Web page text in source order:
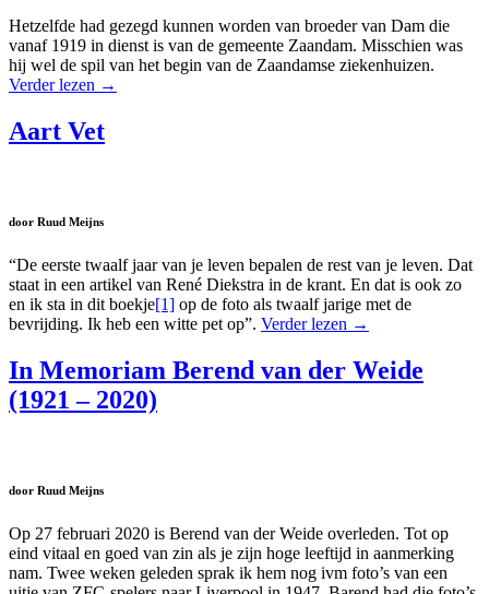
Hetzelfde had gezegd kunnen worden van broeder van Dam die
vanaf 1919 in dienst is van de gemeente Zaandam. Misschien was
hij wel de spil van het begin van de Zaandamse ziekenhuizen.
Verder lezen →
Aart Vet
door Ruud Meijns
“De eerste twaalf jaar van je leven bepalen de rest van je leven. Dat
staat in een artikel van René Diekstra in de krant. En dat is ook zo
en ik sta in dit boekje[1] op de foto als twaalf jarige met de
bevrijding. Ik heb een witte pet op”. Verder lezen →
In Memoriam Berend van der Weide
(1921 – 2020)
door Ruud Meijns
Op 27 februari 2020 is Berend van der Weide overleden. Tot op
eind vitaal en goed van zin als je zijn hoge leeftijd in aanmerking
nam. Twee weken geleden sprak ik hem nog ivm foto’s van een